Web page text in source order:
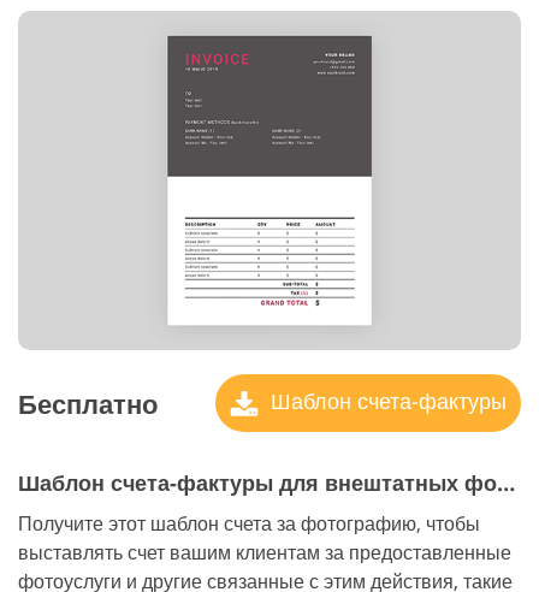
Бесплатно Шаблон счета-фактуры
Шаблон счета-фактуры для внештатных фотографов
Получите этот шаблон счета за фотографию, чтобы
выставлять счет вашим клиентам за предоставленные
фотоуслуги и другие связанные с этим действия, такие